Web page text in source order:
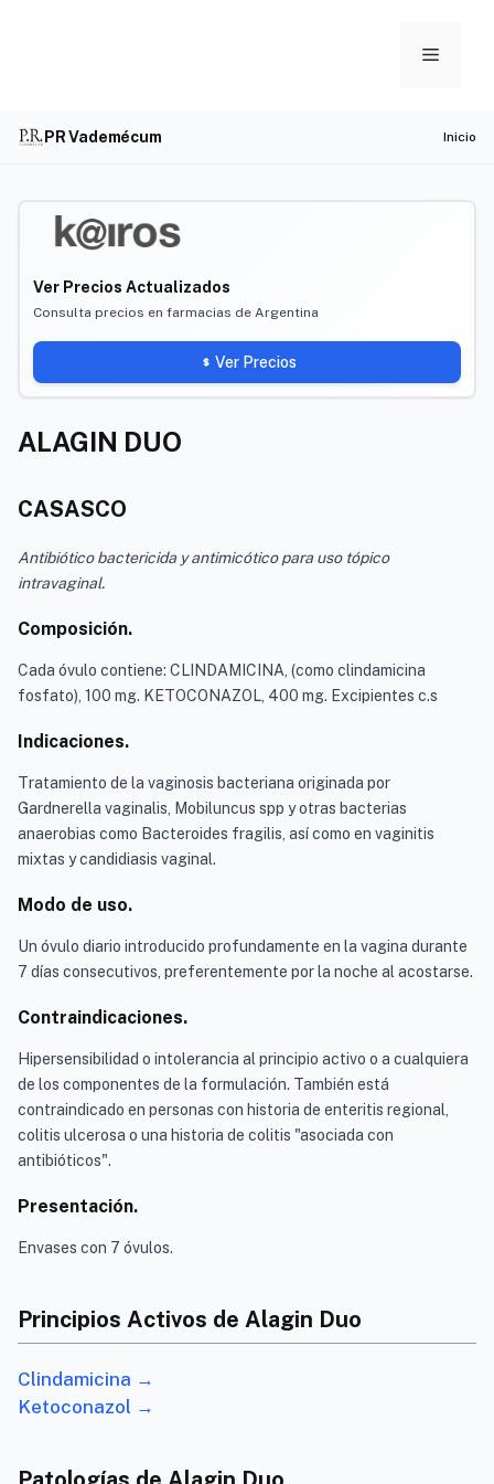
Menu
PR Vademécum Inicio
Ver Precios Actualizados
Consulta precios en farmacias de Argentina
Ver Precios
ALAGIN DUO
CASASCO
Antibiótico bactericida y antimicótico para uso tópico
intravaginal.
Composición.
Cada óvulo contiene: CLINDAMICINA, (como clindamicina
fosfato), 100 mg. KETOCONAZOL, 400 mg. Excipientes c.s
Indicaciones.
Tratamiento de la vaginosis bacteriana originada por
Gardnerella vaginalis, Mobiluncus spp y otras bacterias
anaerobias como Bacteroides fragilis, así como en vaginitis
mixtas y candidiasis vaginal.
Modo de uso.
Un óvulo diario introducido profundamente en la vagina durante
7 días consecutivos, preferentemente por la noche al acostarse.
Contraindicaciones.
Hipersensibilidad o intolerancia al principio activo o a cualquiera
de los componentes de la formulación. También está
contraindicado en personas con historia de enteritis regional,
colitis ulcerosa o una historia de colitis "asociada con
antibióticos".
Presentación.
Envases con 7 óvulos.
Principios Activos de Alagin Duo
Clindamicina →
Ketoconazol →